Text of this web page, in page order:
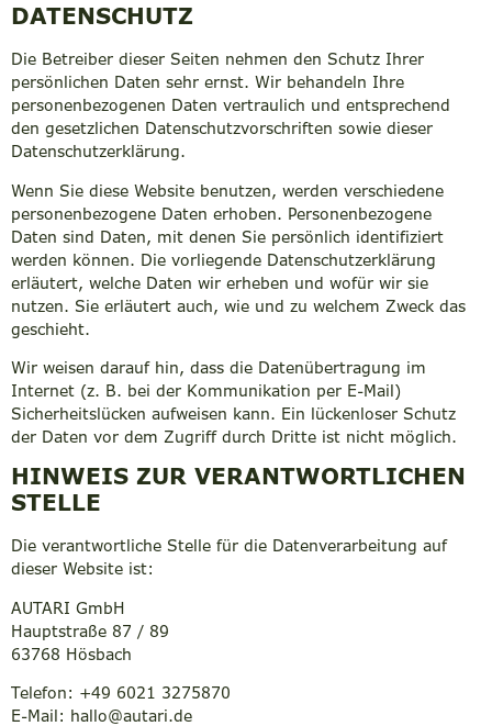
DATENSCHUTZ
Die Betreiber dieser Seiten nehmen den Schutz Ihrer
persönlichen Daten sehr ernst. Wir behandeln Ihre
personenbezogenen Daten vertraulich und entsprechend
den gesetzlichen Datenschutzvorschriften sowie dieser
Datenschutzerklärung.
Wenn Sie diese Website benutzen, werden verschiedene
personenbezogene Daten erhoben. Personenbezogene
Daten sind Daten, mit denen Sie persönlich identifiziert
werden können. Die vorliegende Datenschutzerklärung
erläutert, welche Daten wir erheben und wofür wir sie
nutzen. Sie erläutert auch, wie und zu welchem Zweck das
geschieht.
Wir weisen darauf hin, dass die Datenübertragung im
Internet (z. B. bei der Kommunikation per E-Mail)
Sicherheitslücken aufweisen kann. Ein lückenloser Schutz
der Daten vor dem Zugriff durch Dritte ist nicht möglich.
HINWEIS ZUR VERANTWORTLICHEN
STELLE
Die verantwortliche Stelle für die Datenverarbeitung auf
dieser Website ist:
AUTARI GmbH
Hauptstraße 87 / 89
63768 Hösbach
Telefon: +49 6021 3275870
E-Mail: hallo@autari.de